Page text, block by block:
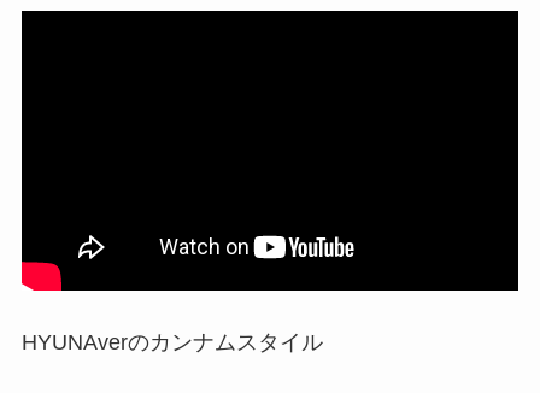
HYUNAverのカンナムスタイル